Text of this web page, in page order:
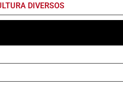
DIVERSOS